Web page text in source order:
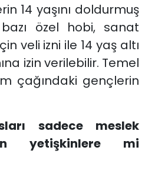
14 yaşını doldurmuş
bazı özel hobi, sanat
veli izni ile 14 yaş altı
izin verilebilir. Temel
çağındaki gençlerin
sadece meslek
yetişkinlere mi